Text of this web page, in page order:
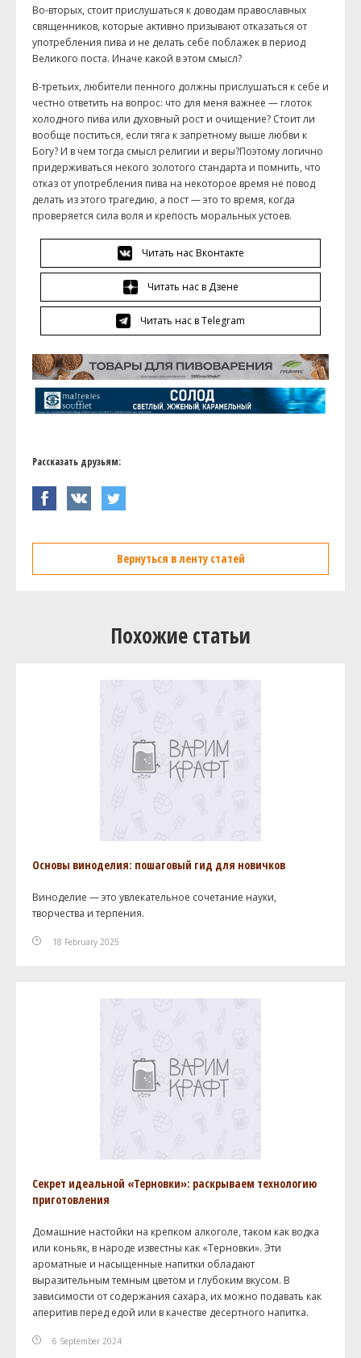
Во-вторых, стоит прислушаться к доводам православных
священников, которые активно призывают отказаться от
употребления пива и не делать себе поблажек в период
Великого поста. Иначе какой в этом смысл?
В-третьих, любители пенного должны прислушаться к себе и
честно ответить на вопрос: что для меня важнее — глоток
холодного пива или духовный рост и очищение? Стоит ли
вообще поститься, если тяга к запретному выше любви к
Богу? И в чем тогда смысл религии и веры?Поэтому логично
придерживаться некого золотого стандарта и помнить, что
отказ от употребления пива на некоторое время не повод
делать из этого трагедию, а пост — это то время, когда
проверяется сила воля и крепость моральных устоев.
Читать нас Вконтакте
Читать нас в Дзене
Читать нас в Telegram
Рассказать друзьям:
Вернуться в ленту статей
Похожие статьи
Основы виноделия: пошаговый гид для новичков
Виноделие — это увлекательное сочетание науки,
творчества и терпения.
18 February 2025
Секрет идеальной «Терновки»: раскрываем технологию
приготовления
Домашние настойки на крепком алкоголе, таком как водка
или коньяк, в народе известны как «Терновки». Эти
ароматные и насыщенные напитки обладают
выразительным темным цветом и глубоким вкусом. В
зависимости от содержания сахара, их можно подавать как
аперитив перед едой или в качестве десертного напитка.
6 September 2024